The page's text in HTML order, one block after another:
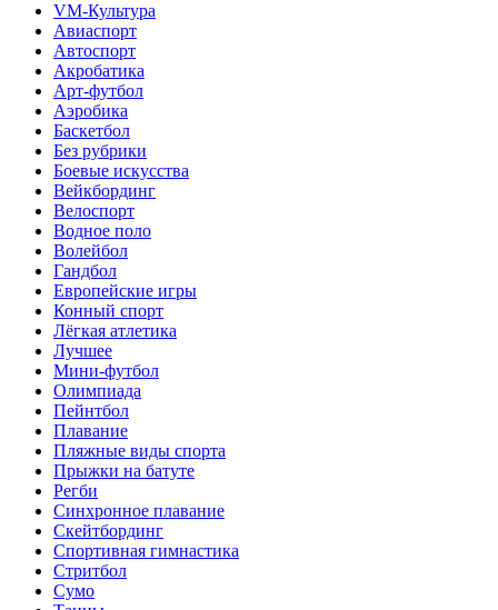
VM-Культура
Авиаспорт
Автоспорт
Акробатика
Арт-футбол
Аэробика
Баскетбол
Без рубрики
Боевые искусства
Вейкбординг
Велоспорт
Водное поло
Волейбол
Гандбол
Европейские игры
Конный спорт
Лёгкая атлетика
Лучшее
Мини-футбол
Олимпиада
Пейнтбол
Плавание
Пляжные виды спорта
Прыжки на батуте
Регби
Синхронное плавание
Скейтбординг
Спортивная гимнастика
Стритбол
Сумо